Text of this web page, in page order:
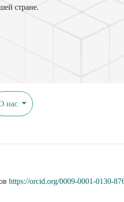
стране.
нас
https://orcid.org/0009-0001-0130-